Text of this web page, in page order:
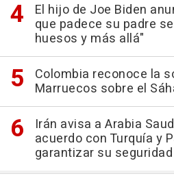
El hijo de Joe Biden
que padece su padre
huesos y más allá"
Colombia reconoce la
Marruecos sobre el
Irán avisa a Arabia
acuerdo con Turquía y
garantizar su seguridad